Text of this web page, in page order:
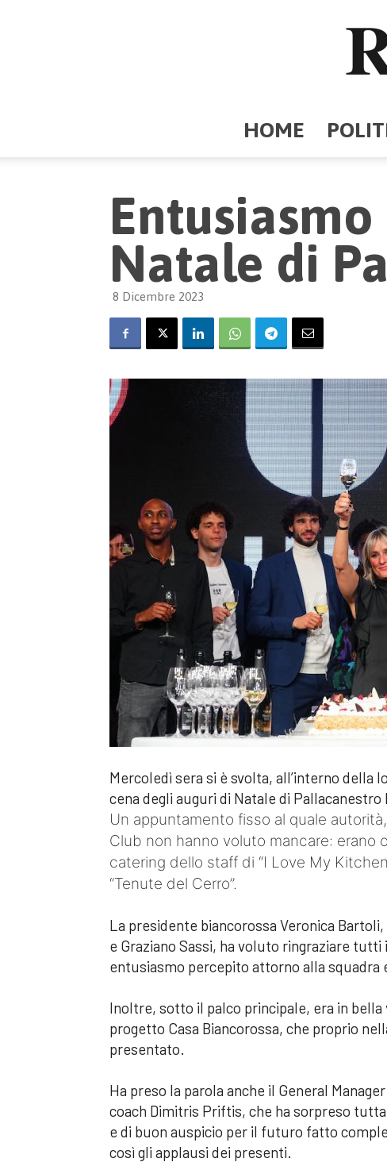
HOME
Natale di
8 Dicembre 2023
Mercoledì sera si è svolta, all’interno della
cena degli auguri di Natale di Pallacanestro
Un appuntamento fisso al quale
Club non hanno voluto mancare:
catering dello staff di “I Love My
“Tenute del Cerro”.
La presidente biancorossa Veronica
e Graziano Sassi, ha voluto ringraziare
entusiasmo percepito attorno alla squadra
Inoltre, sotto il palco principale, era in
progetto Casa Biancorossa, che proprio
presentato.
Ha preso la parola anche il General
coach Dimitris Priftis, che ha sorpreso
e di buon auspicio per il futuro fatto
così gli applausi dei presenti.